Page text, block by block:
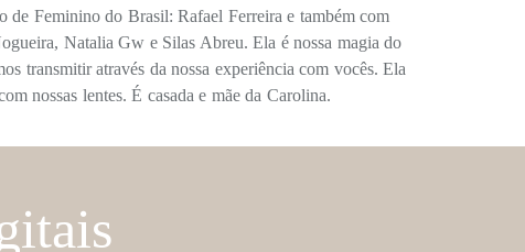
de Feminino do Brasil: Rafael Ferreira e também com
Natalia Gw e Silas Abreu. Ela é nossa magia do
transmitir através da nossa experiência com vocês. Ela
nossas lentes. É casada e mãe da Carolina.